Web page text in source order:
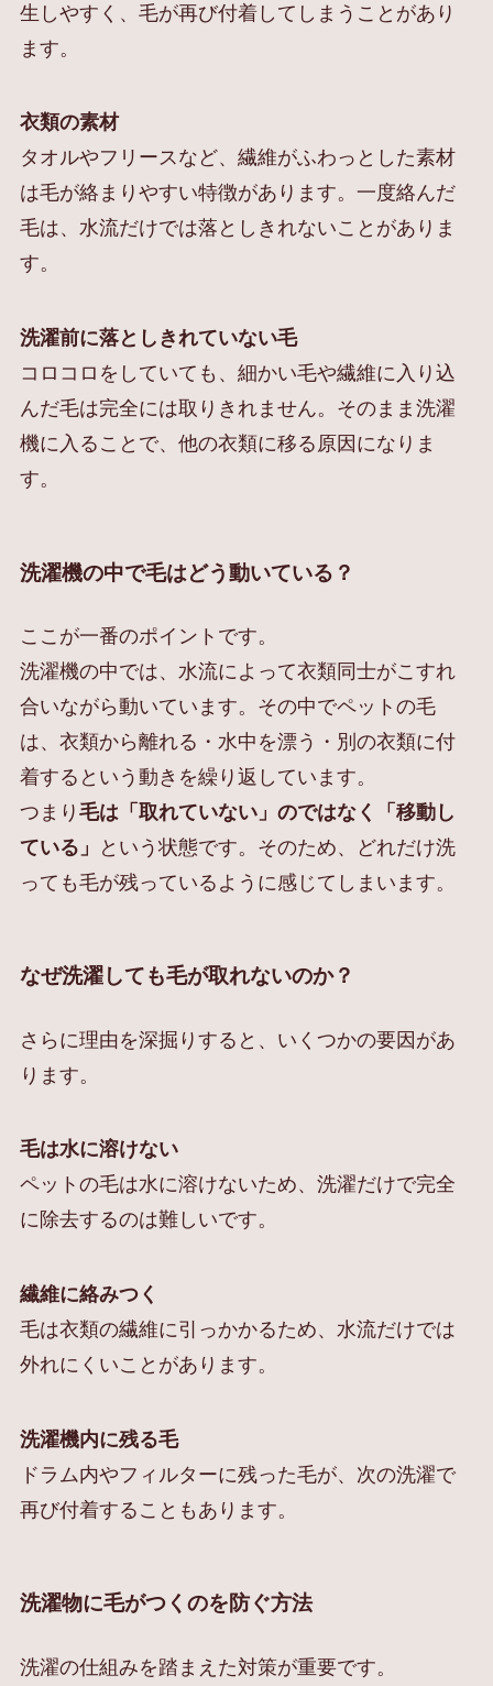
生しやすく、毛が再び付着してしまうことがあり
ます。
衣類の素材
タオルやフリースなど、繊維がふわっとした素材
は毛が絡まりやすい特徴があります。一度絡んだ
毛は、水流だけでは落としきれないことがありま
す。
洗濯前に落としきれていない毛
コロコロをしていても、細かい毛や繊維に入り込
んだ毛は完全には取りきれません。そのまま洗濯
機に入ることで、他の衣類に移る原因になりま
す。
洗濯機の中で毛はどう動いている？
ここが一番のポイントです。
洗濯機の中では、水流によって衣類同士がこすれ
合いながら動いています。その中でペットの毛
は、衣類から離れる・水中を漂う・別の衣類に付
着するという動きを繰り返しています。
つまり 毛は「取れていない」のではなく「移動し
ている」
という状態です。そのため、どれだけ洗
っても毛が残っているように感じてしまいます。
なぜ洗濯しても毛が取れないのか？
さらに理由を深掘りすると、いくつかの要因があ
ります。
毛は水に溶けない
ペットの毛は水に溶けないため、洗濯だけで完全
に除去するのは難しいです。
繊維に絡みつく
毛は衣類の繊維に引っかかるため、水流だけでは
外れにくいことがあります。
洗濯機内に残る毛
ドラム内やフィルターに残った毛が、次の洗濯で
再び付着することもあります。
洗濯物に毛がつくのを防ぐ方法
洗濯の仕組みを踏まえた対策が重要です。